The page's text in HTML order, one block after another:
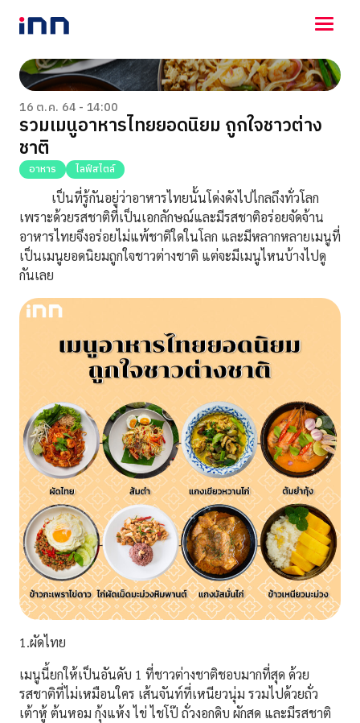
NEWS
ENTERTAINMENT
LIFESTYLE
HOROSCOPE
LOTTERY
VIDEO
ร่วมด้วยช่วยกัน
16 ต.ค. 64 - 14:00
รวมเมนูอาหารไทยยอดนิยม ถูกใจชาวต่าง
ชาติ
อาหาร ไลฟ์สไตล์
เป็นที่รู้กันอยู่ว่าอาหารไทยนั้นโด่งดังไปไกลถึงทั่วโลก
เพราะด้วยรสชาติที่เป็นเอกลักษณ์และมีรสชาติอร่อยจัดจ้าน
อาหารไทยจึงอร่อยไม่แพ้ชาติใดในโลก และมีหลากหลายเมนูที่
เป็นเมนูยอดนิยมถูกใจชาวต่างชาติ แต่จะมีเมนูไหนบ้างไปดู
กันเลย
1.ผัดไทย
เมนูนี้ยกให้เป็นอันดับ 1 ที่ชาวต่างชาติชอบมากที่สุด ด้วย
รสชาติที่ไม่เหมือนใคร เส้นจันท์ที่เหนียวนุ่ม รวมไปด้วยถั่ว
เต้าหู้ ต้นหอม กุ้งแห้ง ไข่ ไชโป๊ ถั่วงอกดิบ ผักสด และมีรสชาติ